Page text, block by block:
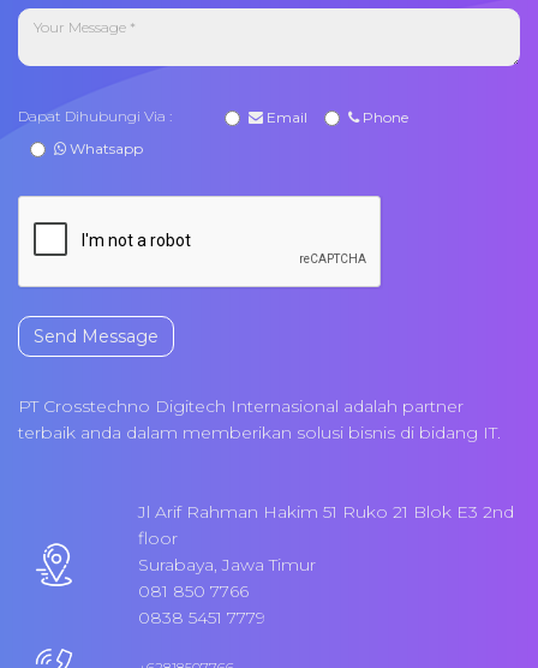
Dapat Dihubungi Via : Email
Phone
Whatsapp
Send Message
PT Crosstechno Digitech Internasional adalah partner
terbaik anda dalam memberikan solusi bisnis di bidang IT.
Jl Arif Rahman Hakim 51 Ruko 21 Blok E3 2nd
floor
Surabaya, Jawa Timur
081 850 7766
0838 5451 7779